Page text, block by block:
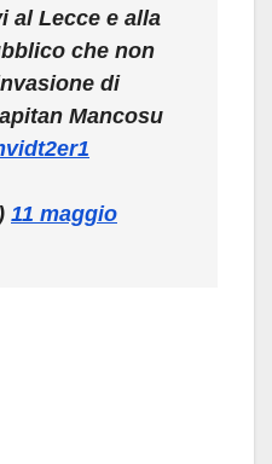
al Lecce e alla
che non
di
Mancosu
11 maggio